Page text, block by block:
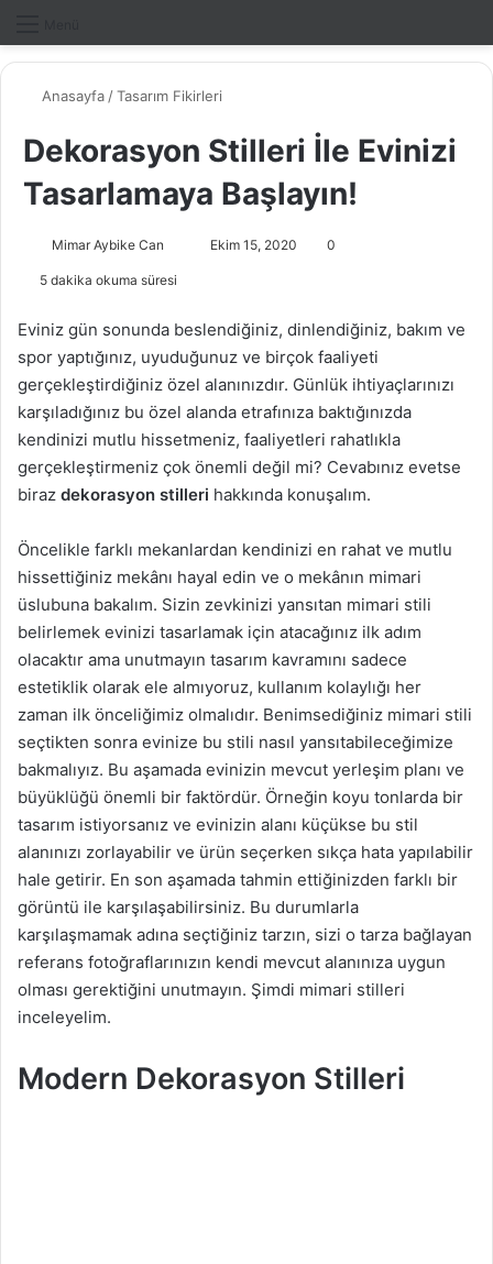
Anasayfa /Tasarım Fikirleri
Dekorasyon Stilleri İle Evinizi
Tasarlamaya Başlayın!
Mimar Aybike Can
e
-
p
s
d
e
r
m
e
k
Ekim 15, 2020 0
5 dakika okuma süresi
Eviniz gün sonunda beslendiğiniz, dinlendiğiniz, bakım ve
spor yaptığınız, uyuduğunuz ve birçok faaliyeti
gerçekleştirdiğiniz özel alanınızdır. Günlük ihtiyaçlarınızı
karşıladığınız bu özel alanda etrafınıza baktığınızda
kendinizi mutlu hissetmeniz, faaliyetleri rahatlıkla
gerçekleştirmeniz çok önemli değil mi? Cevabınız evetse
biraz dekorasyon stilleri hakkında konuşalım.
Öncelikle farklı mekanlardan kendinizi en rahat ve mutlu
hissettiğiniz mekânı hayal edin ve o mekânın mimari
üslubuna bakalım. Sizin zevkinizi yansıtan mimari stili
belirlemek evinizi tasarlamak için atacağınız ilk adım
olacaktır ama unutmayın tasarım kavramını sadece
estetiklik olarak ele almıyoruz, kullanım kolaylığı her
zaman ilk önceliğimiz olmalıdır. Benimsediğiniz mimari stili
seçtikten sonra evinize bu stili nasıl yansıtabileceğimize
bakmalıyız. Bu aşamada evinizin mevcut yerleşim planı ve
büyüklüğü önemli bir faktördür. Örneğin koyu tonlarda bir
tasarım istiyorsanız ve evinizin alanı küçükse bu stil
alanınızı zorlayabilir ve ürün seçerken sıkça hata yapılabilir
hale getirir. En son aşamada tahmin ettiğinizden farklı bir
görüntü ile karşılaşabilirsiniz. Bu durumlarla
karşılaşmamak adına seçtiğiniz tarzın, sizi o tarza bağlayan
referans fotoğraflarınızın kendi mevcut alanınıza uygun
olması gerektiğini unutmayın. Şimdi mimari stilleri
inceleyelim.
Modern Dekorasyon Stilleri